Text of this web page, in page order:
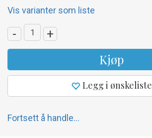
Vis varianter som liste
- +
Kjøp
Legg i ønskeliste
Fortsett å handle...